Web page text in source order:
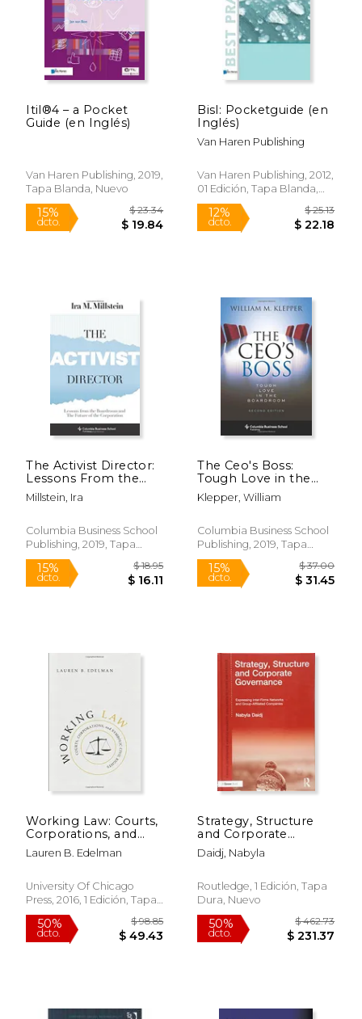
Itil®4 – a Pocket
Guide (en Inglés)
Van Haren Publishing, 2019,
Tapa Blanda, Nuevo
dcto.
Bisl: Pocketguide (en
Inglés)
Van Haren Publishing
Van Haren Publishing, 2012,
01 Edición, Tapa Blanda,
Nuevo
dcto.
The Activist Director:
Lessons From the
Boardroom and the
Future of the
(Columbia Business
School Publishing)
Millstein, Ira
Columbia Business School
Publishing, 2019, Tapa
Blanda, Nuevo
The Ceo's Boss:
Tough Love in the
Boardroom
(Columbia Business
(en Inglés)
Klepper, William
Columbia Business School
Publishing, 2019, Tapa
Dura, Nuevo
Working Law: Courts,
Corporations, and
Symbolic Civil Rights
(Chicago Series in law
Inglés)
Lauren B. Edelman
University Of Chicago
Press, 2016, 1 Edición, Tapa
Blanda, Nuevo
Strategy, Structure
and Corporate
Governance:
Expressing Inter-
Group-Affiliated
Companies (en
Daidj, Nabyla
Routledge, 1 Edición, Tapa
Dura, Nuevo